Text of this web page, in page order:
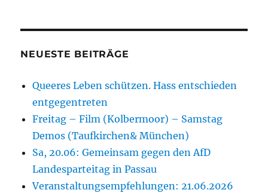
NEUESTE BEITRÄGE
Queeres Leben schützen. Hass entschieden
entgegentreten
Freitag – Film (Kolbermoor) – Samstag
Demos (Taufkirchen& München)
Sa, 20.06: Gemeinsam gegen den AfD
Landesparteitag in Passau
Veranstaltungsempfehlungen: 21.06.2026